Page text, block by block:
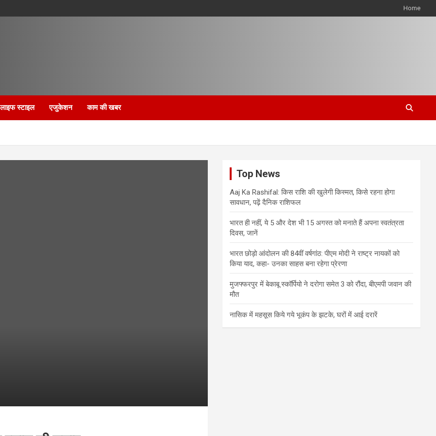
Home
लाइफ स्टाइल एजुकेशन काम की खबर
Top News
Aaj Ka Rashifal: किस राशि की खुलेगी किस्मत, किसे रहना होगा
सावधान, पढ़ें दैनिक राशिफल
भारत ही नहीं, ये 5 और देश भी 15 अगस्त को मनाते हैं अपना स्वतंत्रता
दिवस, जानें
भारत छोड़ो आंदोलन की 84वीं वर्षगांठ: पीएम मोदी ने राष्ट्र नायकों को
किया याद, कहा- उनका साहस बना रहेगा प्रेरणा
मुजफ्फरपुर में बेकाबू स्कॉर्पियो ने दरोगा समेत 3 को रौंदा, बीएमपी जवान की
मौत
नासिक में महसूस किये गये भूकंप के झटके, घरों में आई दरारें